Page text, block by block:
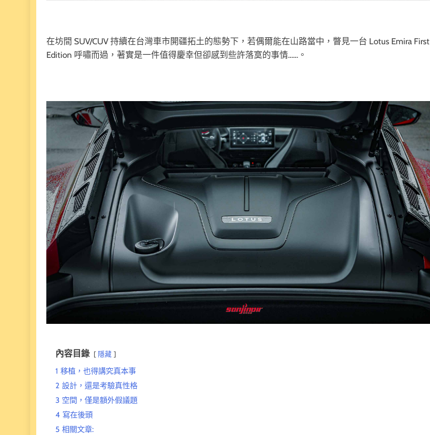
在坊間 SUV/CUV 持續在台灣車市開疆拓土的態勢下，若偶爾能在山路當中，瞥見一台 Lotus Emira First
Edition 呼嘯而過，著實是一件值得慶幸但卻感到些許落寞的事情……。
內容目錄 隱藏
1 移植，也得講究真本事
2 設計，還是考驗真性格
3 空間，僅是額外假議題
4 寫在後頭
5 相關文章: